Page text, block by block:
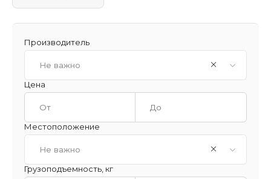
Производитель
Не важно
Цена
Местоположение
Не важно
Грузоподъемность, кг